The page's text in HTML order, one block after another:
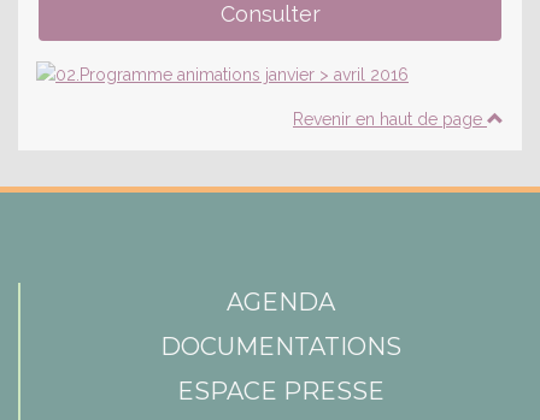
Revenir en haut de page
AGENDA
DOCUMENTATIONS
ESPACE PRESSE